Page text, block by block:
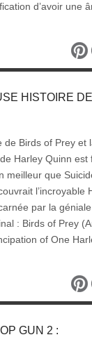
d’avoir une
HISTOIRE DE
de Birds of Prey et
Harley Quinn est
meilleur que
l’incroyable
par la
: Birds of Prey
of One
GUN 2 :